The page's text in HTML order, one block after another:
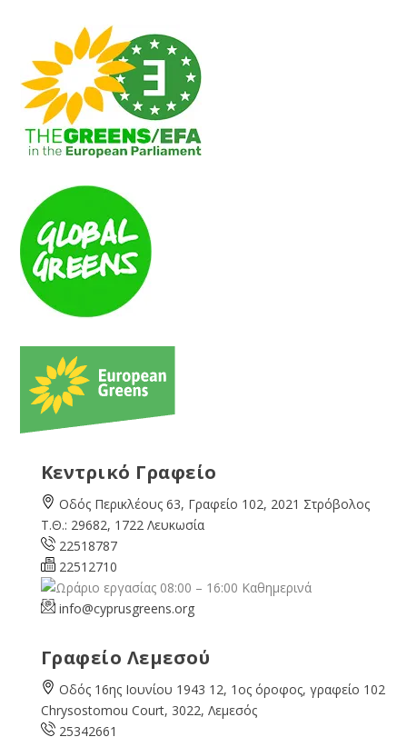
Κεντρικό Γραφείο
Οδός Περικλέους 63, Γραφείο 102, 2021 Στρόβολος
Τ.Θ.: 29682, 1722 Λευκωσία
22518787
22512710
08:00 – 16:00 Καθημερινά
info@cyprusgreens.org
Γραφείο Λεμεσού
Οδός 16ης Ιουνίου 1943 12, 1ος όροφος, γραφείο 102
Chrysostomou Court, 3022, Λεμεσός
25342661